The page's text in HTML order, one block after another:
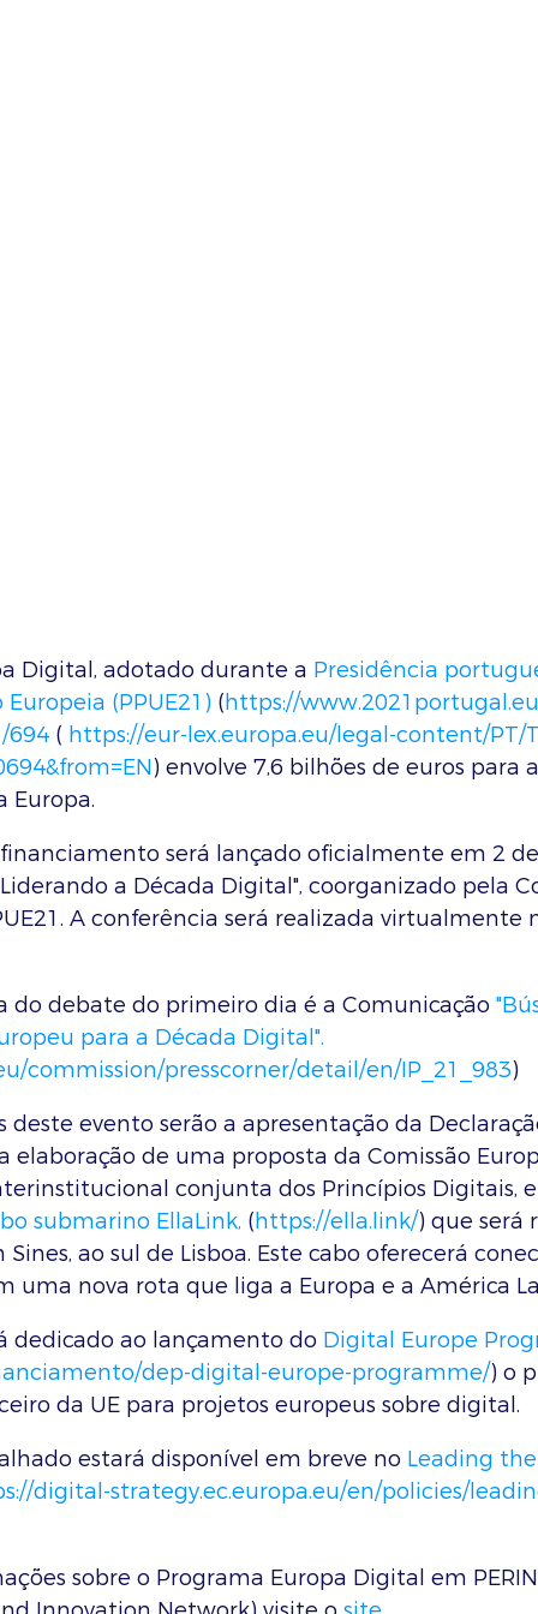
Digital, adotado durante a Presidência
(PPUE21) (https://
694 ( https://eur-lex.europa.eu/legal-content/PT/
) envolve 7,6 bilhões de euros para
Europa.
será lançado oficialmente em 2
a Década Digital", coorganizado pela
A conferência será realizada virtualmente
do debate do primeiro dia é a Comunicação
para a Década Digital".
commission/presscorner/detail/en/IP_21_983)
deste evento serão a apresentação da
elaboração de uma proposta da Comissão
conjunta dos Princípios Digitais,
submarino EllaLink, (https://ella.link/) que
ao sul de Lisboa. Este cabo oferecerá
uma nova rota que liga a Europa e a América
dedicado ao lançamento do Digital Europe
dep-digital-europe-programme/) o
da UE para projetos europeus sobre digital.
estará disponível em breve no Leading
digital-strategy.ec.europa.eu/en/policies/
sobre o Programa Europa Digital em